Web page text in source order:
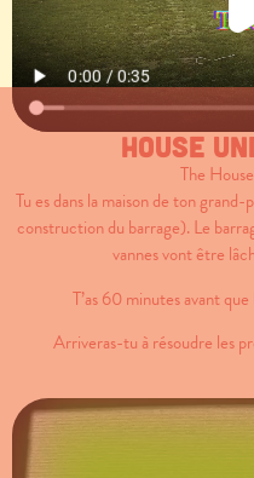
House
The
Tu es dans la maison de ton grand-
construction du barrage). Le
vannes vont être
T’as 60 minutes avant
Arriveras-tu à résoudre les